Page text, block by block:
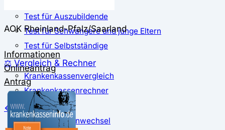
Test für Auszubildende
Test für Schwangere und junge Eltern
Test für Selbstständige
⚖️ Vergleich & Rechner
Krankenkassenvergleich
Krankenkassenrechner
↔ Wechsel
Krankenkassenwechsel
AOK Rheinland-Pfalz/Saarland
Informationen
Onlineantrag
Antrag